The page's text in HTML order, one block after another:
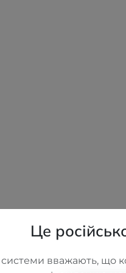
Це
системи вважають, що